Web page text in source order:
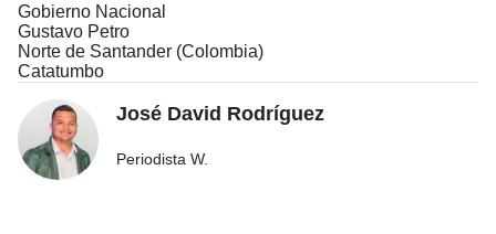
Gobierno Nacional
Gustavo Petro
Norte de Santander (Colombia)
Catatumbo
José David Rodríguez
Periodista W.